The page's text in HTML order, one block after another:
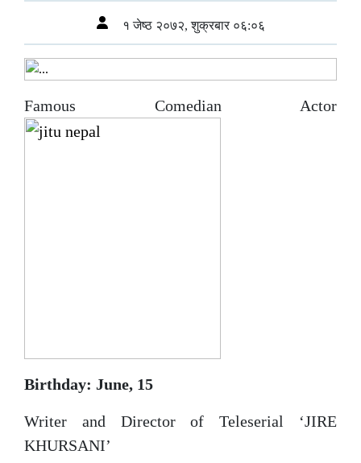
१ जेष्ठ २०७२, शुक्रबार ०६:०६
Famous Comedian Actor
Birthday: June, 15
Writer and Director of Teleserial ‘JIRE
KHURSANI’